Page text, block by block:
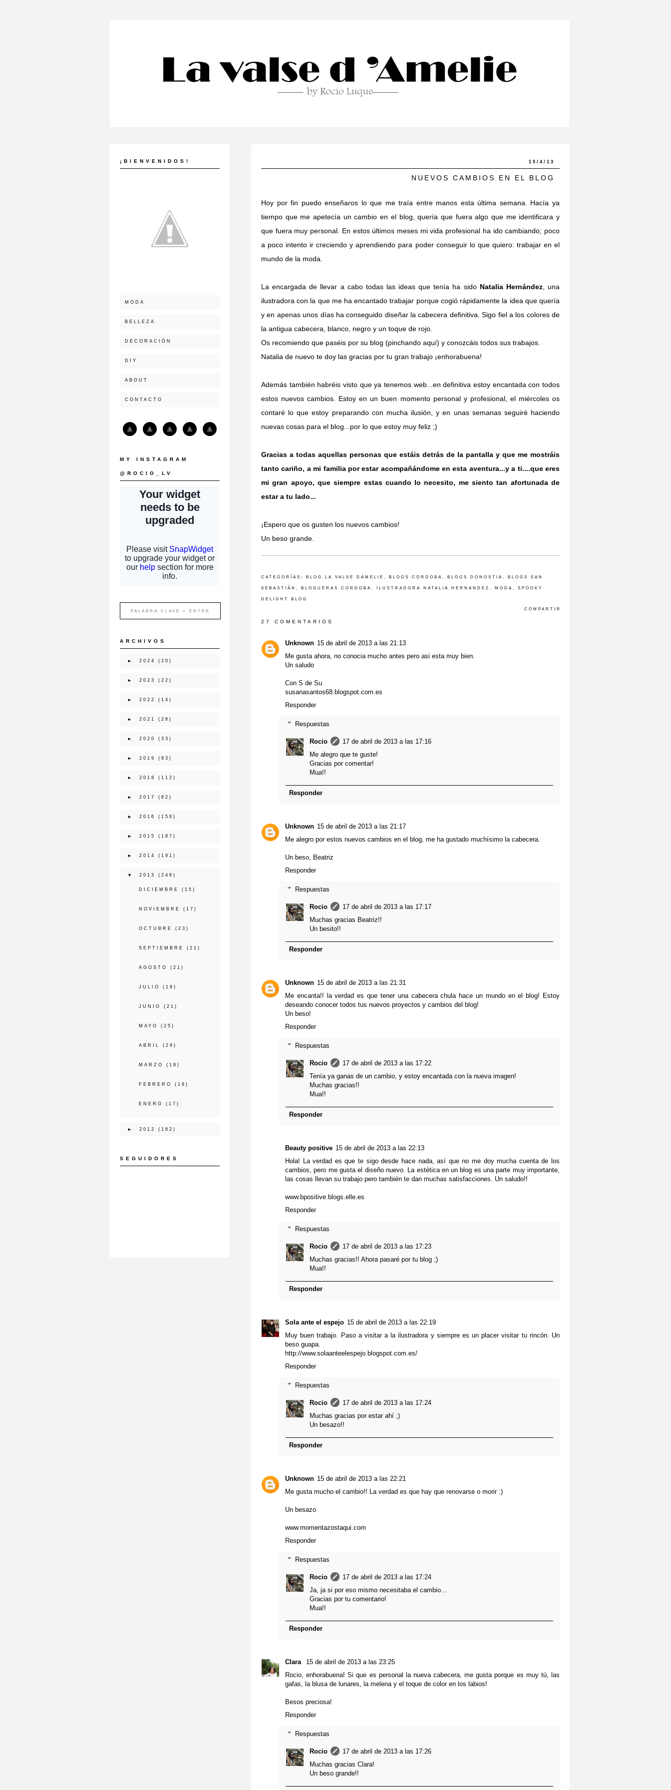
15/4/13
NUEVOS CAMBIOS EN EL BLOG
Hoy por fin puedo enseñaros lo que me traía entre manos esta última semana. Hacía ya
tiempo que me apetecía un cambio en el blog, quería que fuera algo que me identificara y
que fuera muy personal. En estos últimos meses mi vida profesional ha ido cambiando; poco
a poco intento ir creciendo y aprendiendo para poder conseguir lo que quiero: trabajar en el
mundo de la moda.
La encargada de llevar a cabo todas las ideas que tenía ha sido Natalia Hernández, una
ilustradora con la que me ha encantado trabajar porque cogió rápidamente la idea que quería
y en apenas unos días ha conseguido diseñar la cabecera definitiva. Sigo fiel a los colores de
la antigua cabecera, blanco, negro y un toque de rojo.
Os recomiendo que paséis por su blog (pinchando aquí) y conozcáis todos sus trabajos.
Natalia de nuevo te doy las gracias por tu gran trabajo ¡enhorabuena!
Además también habréis visto que ya tenemos web...en definitiva estoy encantada con todos
estos nuevos cambios. Estoy en un buen momento personal y profesional, el miércoles os
contaré lo que estoy preparando con mucha ilusión, y en unas semanas seguiré haciendo
nuevas cosas para el blog...por lo que estoy muy feliz ;)
Gracias a todas aquellas personas que estáis detrás de la pantalla y que me mostráis
tanto cariño, a mi familia por estar acompañándome en esta aventura...y a ti....que eres
mi gran apoyo, que siempre estas cuando lo necesito, me siento tan afortunada de
estar a tu lado...
¡Espero que os gusten los nuevos cambios!
Un beso grande.
CATEGORÍAS: BLOG LA VALSE DAMELIE BLOGS CORDOBA BLOGS DONOSTIA BLOGS SAN
SEBASTIÁN BLOGUERAS CORDOBA ILUSTRADORA NATALIA HERNANDEZ MODA SPOOKY
DELIGHT BLOG
COMPARTIR
27 COMENTARIOS
Unknown 15 de abril de 2013 a las 21:13
Me gusta ahora, no conocia mucho antes pero asi esta muy bien.
Un saludo
Con S de Su
susanasantos68.blogspot.com.es
Responder
Respuestas
Rocio
17 de abril de 2013 a las 17:16
Me alegro que te guste!
Gracias por comentar!
Mua!!
Responder
Unknown 15 de abril de 2013 a las 21:17
Me alegro por estos nuevos cambios en el blog, me ha gustado muchísimo la cabecera.
Un beso, Beatriz
Responder
Respuestas
Rocio
17 de abril de 2013 a las 17:17
Muchas gracias Beatriz!!
Un besito!!
Responder
Unknown 15 de abril de 2013 a las 21:31
Me encanta!! la verdad es que tener una cabecera chula hace un mundo en el blog! Estoy
deseando conocer todos tus nuevos proyectos y cambios del blog!
Un beso!
Responder
Respuestas
Rocio
17 de abril de 2013 a las 17:22
Tenía ya ganas de un cambio, y estoy encantada con la nueva imagen!
Muchas gracias!!
Mua!!
Responder
Beauty positive 15 de abril de 2013 a las 22:13
Hola! La verdad es que te sigo desde hace nada, así que no me doy mucha cuenta de los
cambios, pero me gusta el diseño nuevo. La estética en un blog es una parte muy importante,
las cosas llevan su trabajo pero también te dan muchas satisfacciones. Un saludo!!
www.bpositive.blogs.elle.es
Responder
Respuestas
Rocio
17 de abril de 2013 a las 17:23
Muchas gracias!! Ahora pasaré por tu blog ;)
Mua!!
Responder
Sola ante el espejo 15 de abril de 2013 a las 22:19
Muy buen trabajo. Paso a visitar a la ilustradora y siempre es un placer visitar tu rincón. Un
beso guapa.
http://www.solaanteelespejo.blogspot.com.es/
Responder
Respuestas
Rocio
17 de abril de 2013 a las 17:24
Muchas gracias por estar ahí ;)
Un besazo!!
Responder
Unknown 15 de abril de 2013 a las 22:21
Me gusta mucho el cambio!! La verdad es que hay que renovarse o morir :)
Un besazo
www.momentazostaqui.com
Responder
Respuestas
Rocio
17 de abril de 2013 a las 17:24
Ja, ja si por eso mismo necesitaba el cambio...
Gracias por tu comentario!
Mua!!
Responder
Clara
15 de abril de 2013 a las 23:25
Rocio, enhorabuena! Si que es personal la nueva cabecera, me gusta porque es muy tú, las
gafas, la blusa de lunares, la melena y el toque de color en los labios!
Besos preciosa!
Responder
Respuestas
Rocio
17 de abril de 2013 a las 17:26
Muchas gracias Clara!
Un beso grande!!
¡BIENVENIDOS!
MODA
BELLEZA
DECORACIÓN
DIY
ABOUT
CONTACTO
MY INSTAGRAM
@ROCIO_LV
ARCHIVOS
► 2024 (20)
► 2023 (22)
► 2022 (14)
► 2021 (28)
► 2020 (33)
► 2019 (83)
► 2018 (112)
► 2017 (82)
► 2016 (156)
► 2015 (187)
► 2014 (191)
▼ 2013 (246)
DICIEMBRE (15)
NOVIEMBRE (17)
OCTUBRE (23)
SEPTIEMBRE (21)
AGOSTO (21)
JULIO (19)
JUNIO (21)
MAYO (25)
ABRIL (29)
MARZO (19)
FEBRERO (19)
ENERO (17)
► 2012 (182)
SEGUIDORES